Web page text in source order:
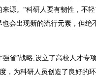
源。“科研人要有韧性，不
也会出现新的流行元素，但绝
”战略,设立了高校人才专
，为科研人员创造了良好的环